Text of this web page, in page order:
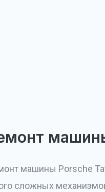
машины Porsche
сложных